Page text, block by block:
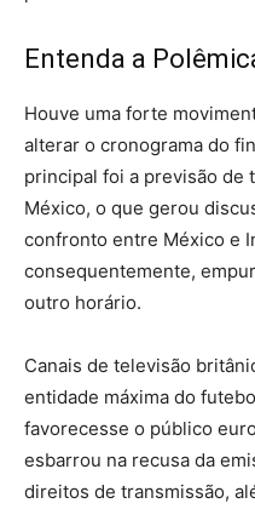
Entenda a
Houve uma forte
alterar o cronograma do
principal foi a previsão de
México, o que gerou
confronto entre México e
consequentemente,
outro horário.
Canais de televisão
entidade máxima do
favorecesse o público
esbarrou na recusa da
direitos de transmissão,